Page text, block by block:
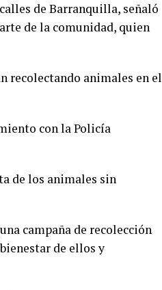
de Barranquilla, señaló
de la comunidad, quien
recolectando animales en el
con la Policía
de los animales sin
campaña de recolección
de ellos y